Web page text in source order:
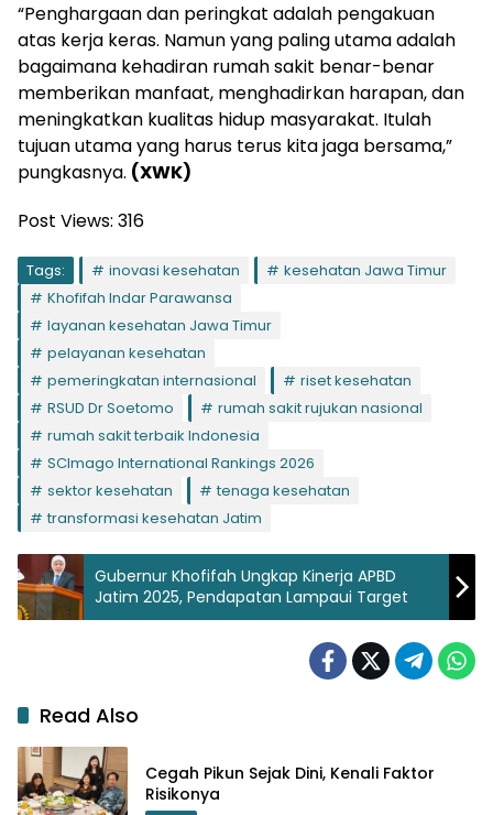
“Penghargaan dan peringkat adalah pengakuan
atas kerja keras. Namun yang paling utama adalah
bagaimana kehadiran rumah sakit benar-benar
memberikan manfaat, menghadirkan harapan, dan
meningkatkan kualitas hidup masyarakat. Itulah
tujuan utama yang harus terus kita jaga bersama,”
pungkasnya. (XWK)
Post Views: 316
Tags: inovasi kesehatan
kesehatan Jawa Timur
Khofifah Indar Parawansa
layanan kesehatan Jawa Timur
pelayanan kesehatan
pemeringkatan internasional
riset kesehatan
RSUD Dr Soetomo
rumah sakit rujukan nasional
rumah sakit terbaik Indonesia
SCImago International Rankings 2026
sektor kesehatan
tenaga kesehatan
transformasi kesehatan Jatim
Gubernur Khofifah Ungkap Kinerja APBD
Jatim 2025, Pendapatan Lampaui Target
Read Also
Cegah Pikun Sejak Dini, Kenali Faktor
Risikonya